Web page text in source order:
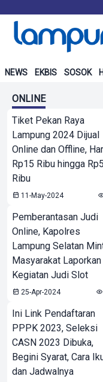
NEWS EKBIS SOSOK
ONLINE
Tiket Pekan Raya
Lampung 2024 Dijual
Online dan Offline,
Rp15 Ribu hingga
Ribu
11-May-2024
Pemberantasan Judi
Online, Kapolres
Lampung Selatan
Masyarakat Laporkan
Kegiatan Judi Slot
25-Apr-2024
Ini Link Pendaftaran
PPPK 2023, Seleksi
CASN 2023 Dibuka,
Begini Syarat, Cara
dan Jadwalnya